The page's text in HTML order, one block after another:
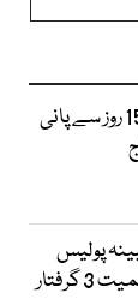
کراچی: لائنز ایریا کے مکینوں کا 15 روز سے پانی
علاقوں میں 3 مبینہ پولیس